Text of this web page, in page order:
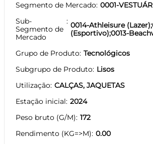
Segmento de Mercado 0001-
Sub-
Segmento de
Mercado
0014-Athleisure
(Esportivo);0013-
Grupo de Produto Tecnológicos
Subgrupo de Produto Lisos
Utilização CALÇAS, JAQUETAS
Estação inicial 2024
Peso bruto (G/M) 172
Rendimento (KG=>M) 0.00